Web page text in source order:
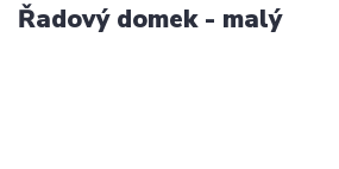
Řadový domek - malý